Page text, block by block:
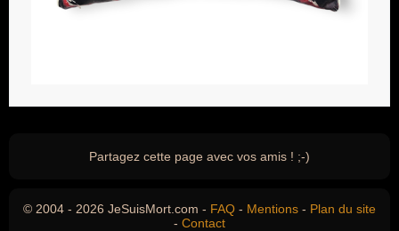
Partagez cette page avec vos amis ! ;-)
© 2004 - 2026 JeSuisMort.com - FAQ - Mentions - Plan du site
- Contact